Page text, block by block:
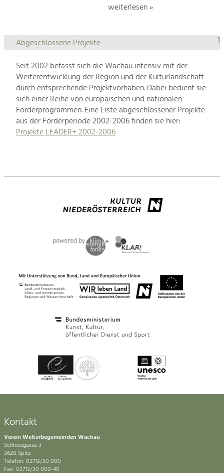
weiterlesen »
1
Abgeschlossene Projekte
Seit 2002 befasst sich die Wachau intensiv mit der
Weiterentwicklung der Region und der Kulturlandschaft
durch entsprechende Projektvorhaben. Dabei bedient sie
sich einer Reihe von europäischen und nationalen
Förderprogrammen. Eine Liste abgeschlossener Projekte
aus der Förderperiode 2002-2006 finden sie hier:
Projekte LEADER+ 2002-2006
Kontakt
Verein Welterbegemeinden Wachau
Schlossgasse 3
3620 Spitz
Telefon: 02713/30 000
Fax: 02713/30 000-40